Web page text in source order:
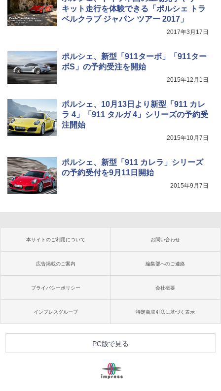
キット走行を体験できる「ポルシェ トラ
ベルクラブ ジャパン ツアー 2017」
2017年3月17日
ポルシェ、新型「911ターボ」「911ター
ボS」の予約受注を開始
2015年12月1日
ポルシェ、10月13日より新型「911 カレ
ラ 4」「911 タルガ 4」シリーズの予約受
注開始
2015年10月7日
ポルシェ、新型「911 カレラ」シリーズ
の予約受付を9月11日開始
2015年9月7日
本サイトのご利用について お問い合わせ
広告掲載のご案内 編集部へのご連絡
プライバシーポリシー 会社概要
インプレスグループ 特定商取引法に基づく表示
PC版で見る